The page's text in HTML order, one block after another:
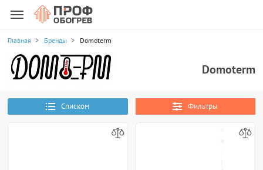
Главная Бренды Domoterm
Domoterm
Списком Фильтры